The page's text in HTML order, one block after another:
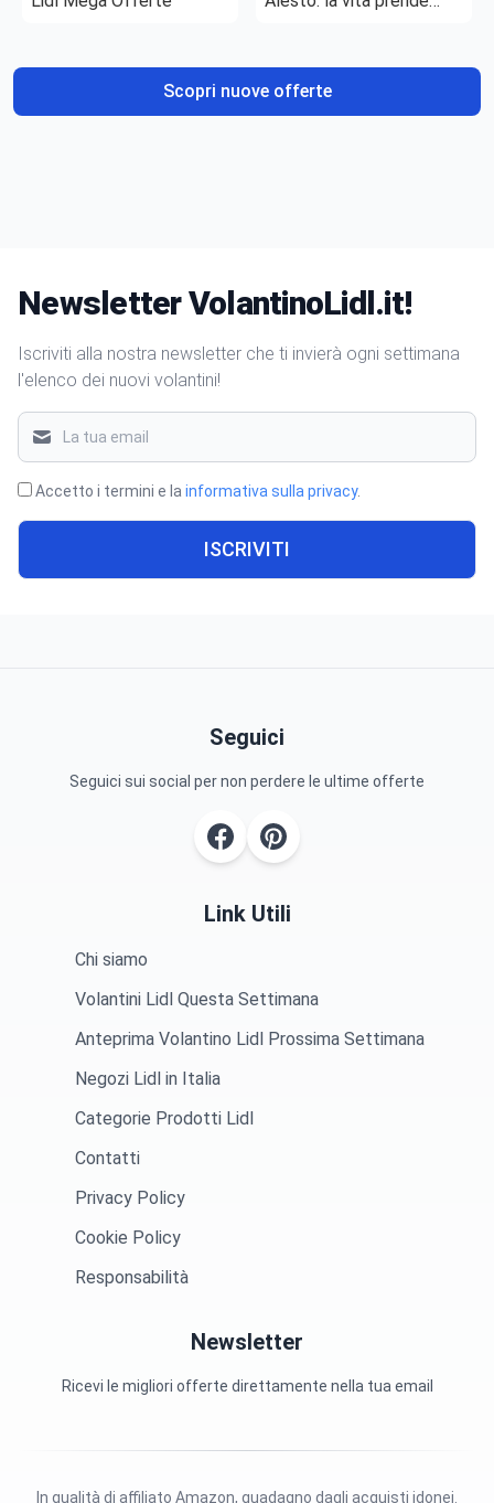
Scopri nuove offerte
Newsletter VolantinoLidl.it!
Iscriviti alla nostra newsletter che ti invierà ogni settimana
l'elenco dei nuovi volantini!
Accetto i termini e la informativa sulla privacy.
ISCRIVITI
Seguici
Seguici sui social per non perdere le ultime offerte
Link Utili
Chi siamo
Volantini Lidl Questa Settimana
Anteprima Volantino Lidl Prossima Settimana
Negozi Lidl in Italia
Categorie Prodotti Lidl
Contatti
Privacy Policy
Cookie Policy
Responsabilità
Newsletter
Ricevi le migliori offerte direttamente nella tua email
In qualità di affiliato Amazon, guadagno dagli acquisti idonei.